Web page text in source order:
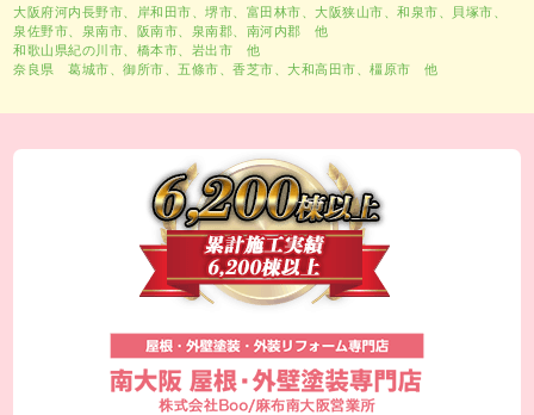
大阪府河内長野市、 岸和田市、堺市、富田林市、大阪狭山市、和泉市、貝塚市、
泉佐野市、泉南市、阪南市、泉南郡、南河内郡 他
和歌山県紀の川市、橋本市、岩出市 他
奈良県 葛城市、御所市、五條市、香芝市、大和高田市、橿原市 他